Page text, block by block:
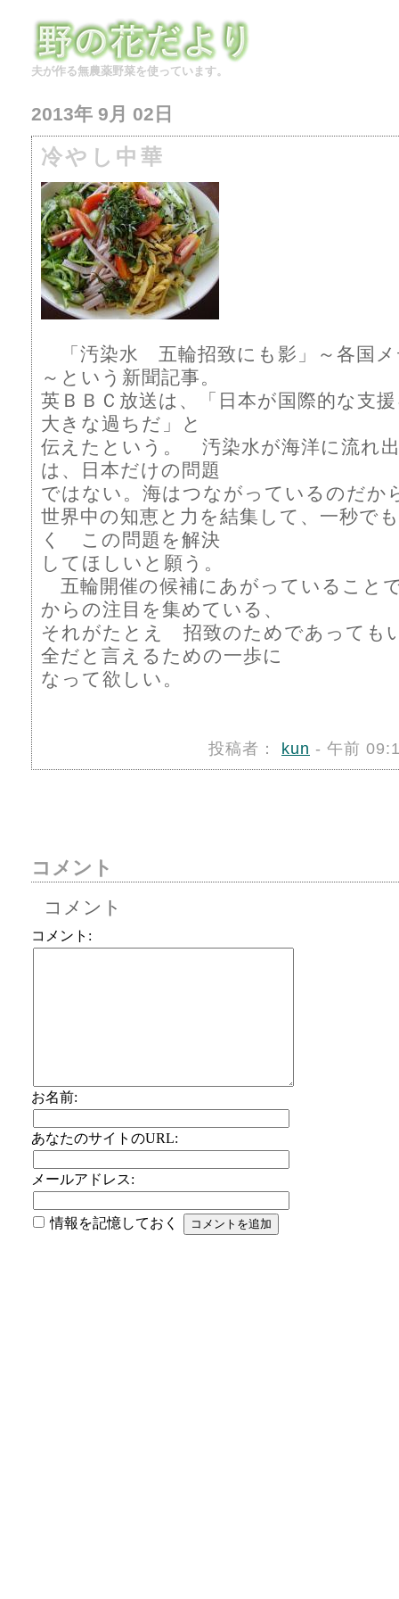
夫が作る無農薬野菜を使っています。
2013年 9月 02日
冷やし中華
「汚染水 五輪招致にも影」～各国メ
～という新聞記事。
英ＢＢＣ放送は、「日本が国際的な支
大きな過ちだ」と
伝えたという。 汚染水が海洋に流れ
は、日本だけの問題
ではない。海はつながっているのだか
世界中の知恵と力を結集して、一秒で
く この問題を解決
してほしいと願う。
五輪開催の候補にあがっていること
からの注目を集めている、
それがたとえ 招致のためであっても
全だと言えるための一歩に
なって欲しい。
投稿者： kun - 午前
コメント
コメント
コメント:
お名前:
あなたのサイトのURL:
メールアドレス:
情報を記憶しておく